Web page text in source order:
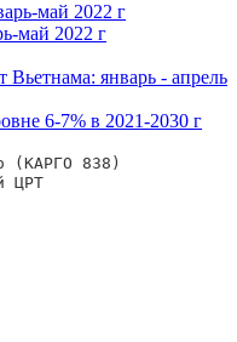
май 2022 г
май 2022 г
январь - апрель
6-7% в 2021-2030 г
(КАРГО 838)
ЦРТ